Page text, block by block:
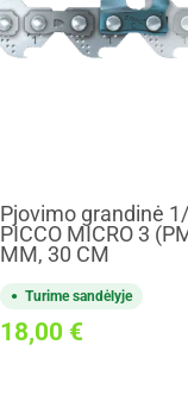
Pjovimo grandinė
PICCO MICRO 3
MM, 30 CM
Turime sandėlyje
18,00 €